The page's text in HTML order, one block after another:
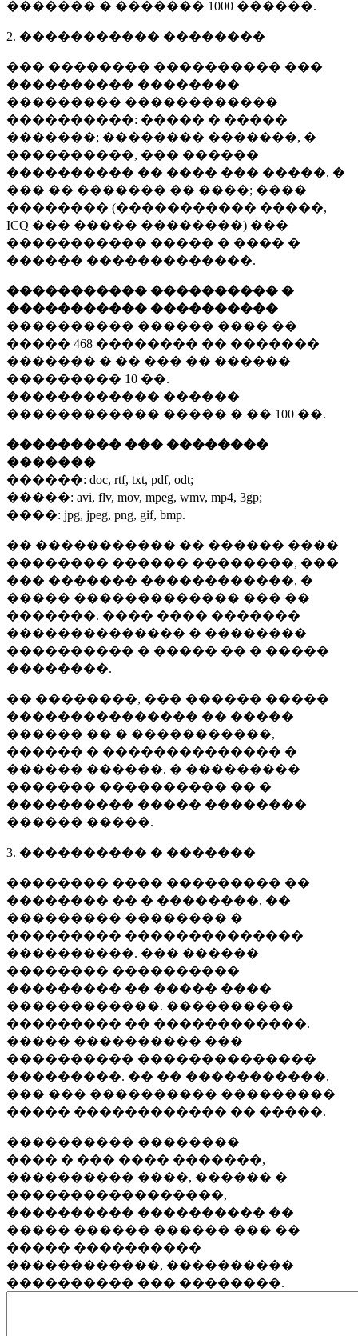
������� � ������� 1000 ������.
2. ����������� ��������
��� �������� ���������� ���
���������� ��������
��������� ������������
����������: ����� � �����
�������; �������� �������, �
����������, ��� ������
���������� �� ���� ��� �����, �
��� �� ������� �� ����; ����
�������� (����������� �����,
ICQ ��� ����� ��������) ���
����������� ����� � ���� �
������ �������������.
����������� ���������� �
����������� ����������
���������� ������ ���� ��
����� 468 �������� �� �������
������� � �� ��� �� ������
��������� 10 ��.
������������ ������
������������ ����� � �� 100 ��.
��������� ��� ��������
�������
������: doc, rtf, txt, pdf, odt;
�����: avi, flv, mov, mpeg, wmv, mp4, 3gp;
����: jpg, jpeg, png, gif, bmp.
�� ����������� �� ������ ����
�������� ������ ��������, ���
��� ������� ������������, �
����� ������������� ��� ��
�������. ���� ���� �������
�������������� � ��������
���������� � ����� �� � �����
��������.
�� ��������, ��� ������ �����
��������������� �� �����
������ �� � �����������,
������ � �������������� �
������ ������. � ���������
������� ���������� �� �
���������� ����� ��������
������ �����.
3. ���������� � �������
�������� ���� ��������� ��
�������� �� � ��������, ��
��������� �������� �
��������� ��������������
����������. ��� ������
�������� ����������
��������� �� ����� ����
������������. ����������
��������� �� ������������.
����� ���������� ���
���������� ��������������
���������. �� �� �����������,
��� ��� ���������� ���������
����� ������������ �� �����.
���������� ��������
���� � ��� ���� �������,
���������� ����, ������ �
�����������������,
���������� ���������� ��
����� ������ ������ ��� ��
����� ����������
������������, ����������
���������� ��� ��������.